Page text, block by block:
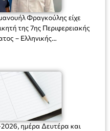
Φραγκούλης είχε
της 7ης Περιφερειακής
– Ελληνικής
Λ.Σ. κ. Ιωάννη
ημέρα Δευτέρα και